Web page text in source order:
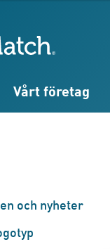
Vårt företag
och nyheter